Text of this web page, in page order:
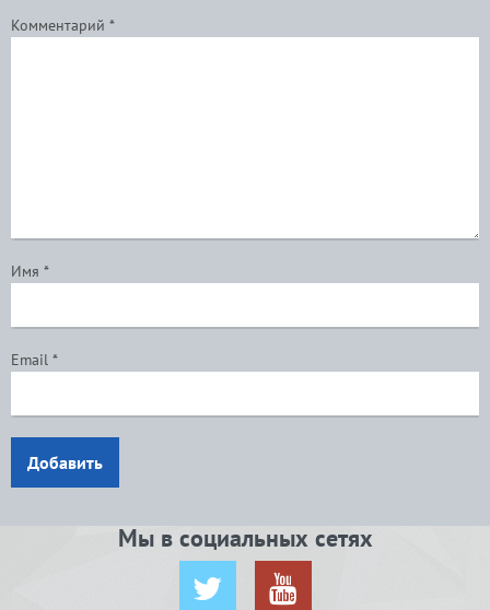
Комментарий *
Имя *
Email *
Добавить
Мы в социальных сетях